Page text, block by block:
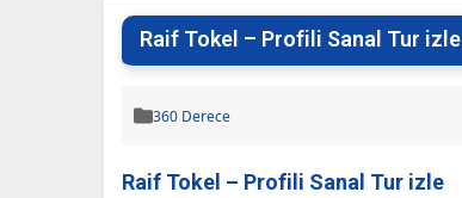
Raif Tokel – Profili Sanal Tur izle
360 Derece
Raif Tokel – Profili Sanal Tur izle